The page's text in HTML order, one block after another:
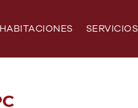
HABITACIONES SERVICIOS